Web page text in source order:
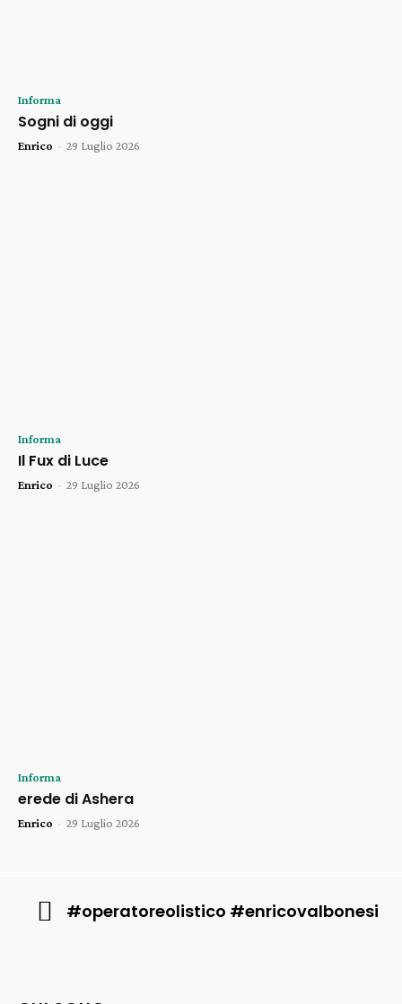
Informa
Sogni di oggi
Enrico - 29 Luglio 2026
Informa
Il Fux di Luce
Enrico - 29 Luglio 2026
Informa
erede di Ashera
Enrico - 29 Luglio 2026
#operatoreolistico #enricovalbonesi